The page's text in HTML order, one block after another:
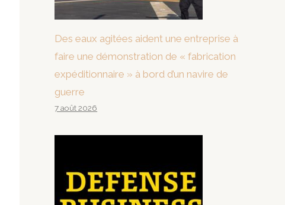
Des eaux agitées aident une entreprise à
faire une démonstration de « fabrication
expéditionnaire » à bord d’un navire de
guerre
7 août 2026